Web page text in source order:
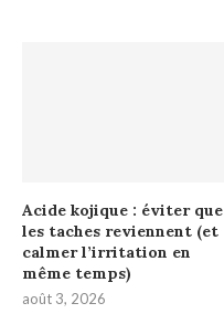
Acide kojique : éviter que
les taches reviennent (et
calmer l’irritation en
même temps)
août 3, 2026